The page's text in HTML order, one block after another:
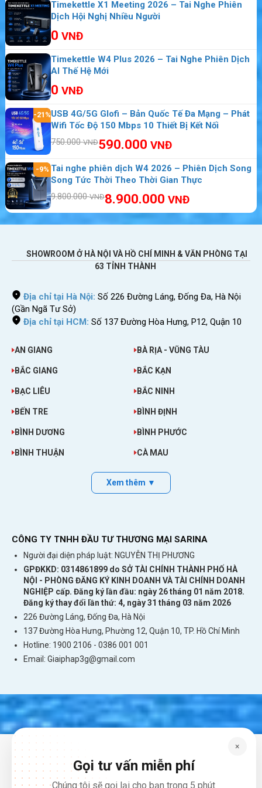
Những trải nghiệm thú vị trong chuyến du
lịch quần đảo Saint Kitts và Nevis
Timekettle X1 Meeting 2026 – Tai Nghe Phiên
Dịch Hội Nghị Nhiều Người
0 VNĐ
Timekettle W4 Plus 2026 – Tai Nghe Phiên Dịch
AI Thế Hệ Mới
0 VNĐ
-21%USB 4G/5G Glofi – Bản Quốc Tế Đa Mạng – Phát
Wifi Tốc Độ 150 Mbps 10 Thiết Bị Kết Nối
750.000VNĐ590.000 VNĐ
-9% Tai nghe phiên dịch W4 2026 – Phiên Dịch Song
Song Tức Thời Theo Thời Gian Thực
9.800.000VNĐ8.900.000 VNĐ
SHOWROOM Ở HÀ NỘI VÀ HỒ CHÍ MINH & VĂN PHÒNG TẠI
63 TỈNH THÀNH
Địa chỉ tại Hà Nội: Số 226 Đường Láng, Đống Đa, Hà Nội
(Gần Ngã Tư Sở)
Địa chỉ tại HCM: Số 137 Đường Hòa Hưng, P12, Quận 10
AN GIANG BÀ RỊA - VŨNG TÀU
BẮC GIANG BẮC KẠN
BẠC LIÊU BẮC NINH
BẾN TRE BÌNH ĐỊNH
BÌNH DƯƠNG BÌNH PHƯỚC
BÌNH THUẬN CÀ MAU
Xem thêm ▼
CÔNG TY TNHH ĐẦU TƯ THƯƠNG MẠI SARINA
Người đại diện pháp luật: NGUYỄN THỊ PHƯƠNG
GPĐKKD: 0314861899 do SỞ TÀI CHÍNH THÀNH PHỐ HÀ
NỘI - PHÒNG ĐĂNG KÝ KINH DOANH VÀ TÀI CHÍNH DOANH
NGHIỆP cấp. Đăng ký lần đầu: ngày 26 tháng 01 năm 2018.
Đăng ký thay đổi lần thứ: 4, ngày 31 tháng 03 năm 2026
226 Đường Láng, Đống Đa, Hà Nội
137 Đường Hòa Hưng, Phường 12, Quận 10, TP. Hồ Chí Minh
Hotline: 1900 2106 - 0386 001 001
Email: Giaiphap3g@gmail.com
×
Gọi tư vấn miễn phí
Chúng tôi sẽ gọi lại cho bạn trong 5 phút